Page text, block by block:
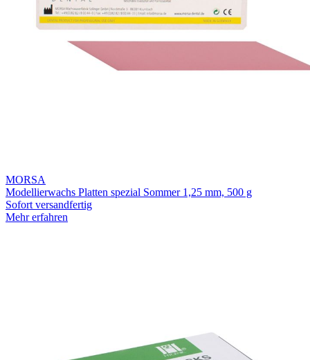
MORSA
Modellierwachs Platten spezial Sommer 1,25 mm, 500 g
Sofort versandfertig
Mehr erfahren